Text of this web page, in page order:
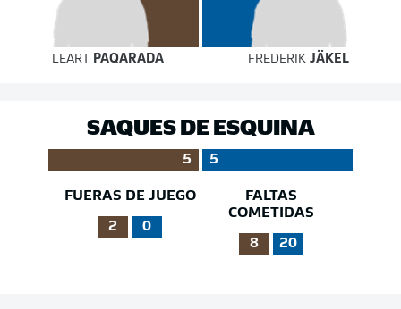
LEART PAQARADA FREDERIKJÄKEL
SAQUES DE ESQUINA
5 5
FUERAS DE JUEGO
2 0
FALTAS
COMETIDAS
8 20